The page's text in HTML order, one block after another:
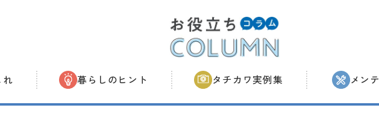
れ 暮らしのヒント タチカワ実例集 メンテ